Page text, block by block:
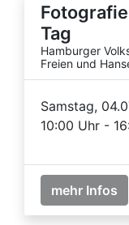
Tag
Hamburger
Freien und
Samstag,
10:00 Uhr -
mehr Infos